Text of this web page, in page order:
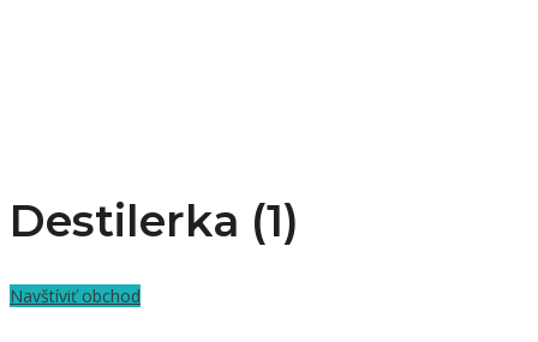
Destilerka (1)
Navštíviť obchod